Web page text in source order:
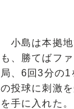
小島は本拠地
も、勝てばフ
局、6回3分の
の投球に刺激
を手に入れた。